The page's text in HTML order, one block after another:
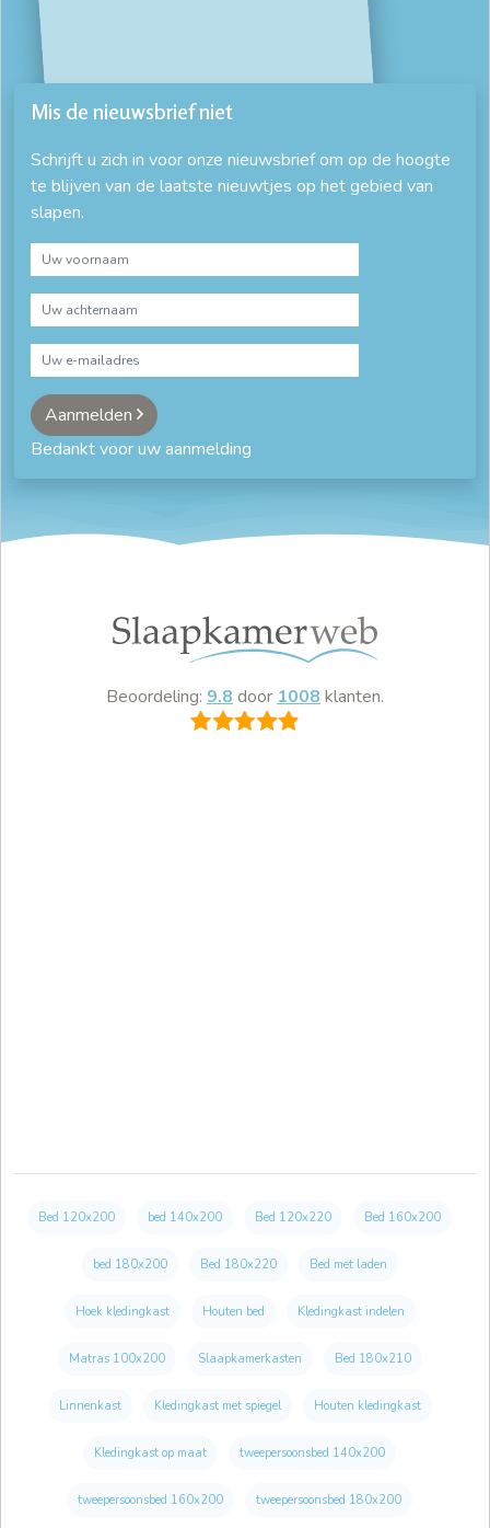
Mis de nieuwsbrief niet
Schrijft u zich in voor onze nieuwsbrief om op de hoogte
te blijven van de laatste nieuwtjes op het gebied van
slapen.
Aanmelden
Bedankt voor uw aanmelding
Beoordeling: 9.8 door 1008 klanten.
Bed 120x200 bed 140x200 Bed 120x220 Bed 160x200
bed 180x200 Bed 180x220 Bed met laden
Hoek kledingkast Houten bed Kledingkast indelen
Matras 100x200 Slaapkamerkasten Bed 180x210
Linnenkast Kledingkast met spiegel Houten kledingkast
Kledingkast op maat tweepersoonsbed 140x200
tweepersoonsbed 160x200 tweepersoonsbed 180x200